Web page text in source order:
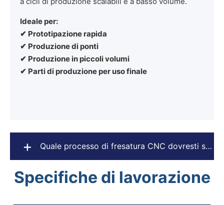
Ideale per:
✔ Prototipazione rapida
✔ Produzione di ponti
✔ Produzione in piccoli volumi
✔ Parti di produzione per uso finale
+ Quale processo di fresatura CNC dovresti scegliere?
Specifiche di lavorazione​​​​​​​